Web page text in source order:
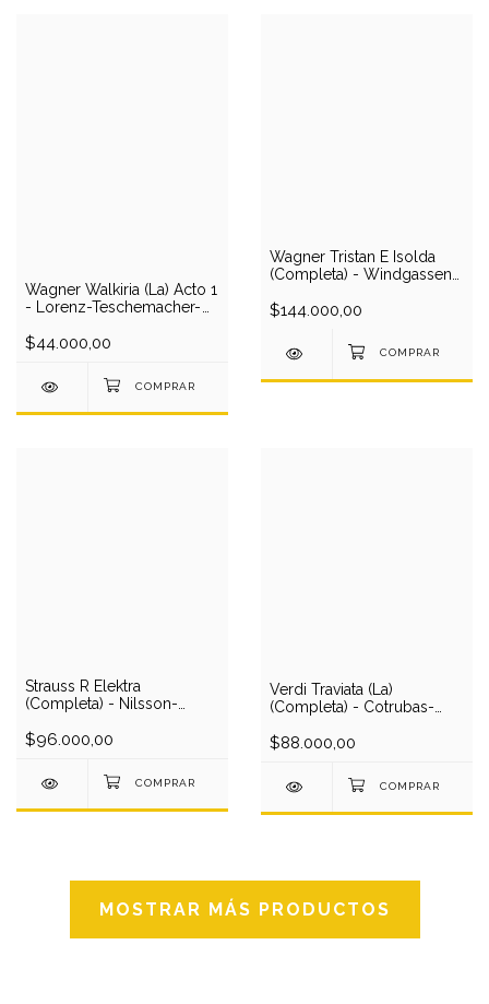
Wagner Walkiria (La) Acto 1
- Lorenz-Teschemacher-
(1 CD)
$44.000,00
Wagner Tristan E Isolda
(Completa) - Windgassen-
Saeden-Uhl/Sawallisch
$144.000,00
Strauss R Elektra
(Completa) - Nilsson-
Windgassen/Bohm (en
$96.000,00
Verdi Traviata (La)
(Completa) - Cotrubas-
Macneil-Equiluz-
(2 CD)
$88.000,00
MOSTRAR MÁS PRODUCTOS